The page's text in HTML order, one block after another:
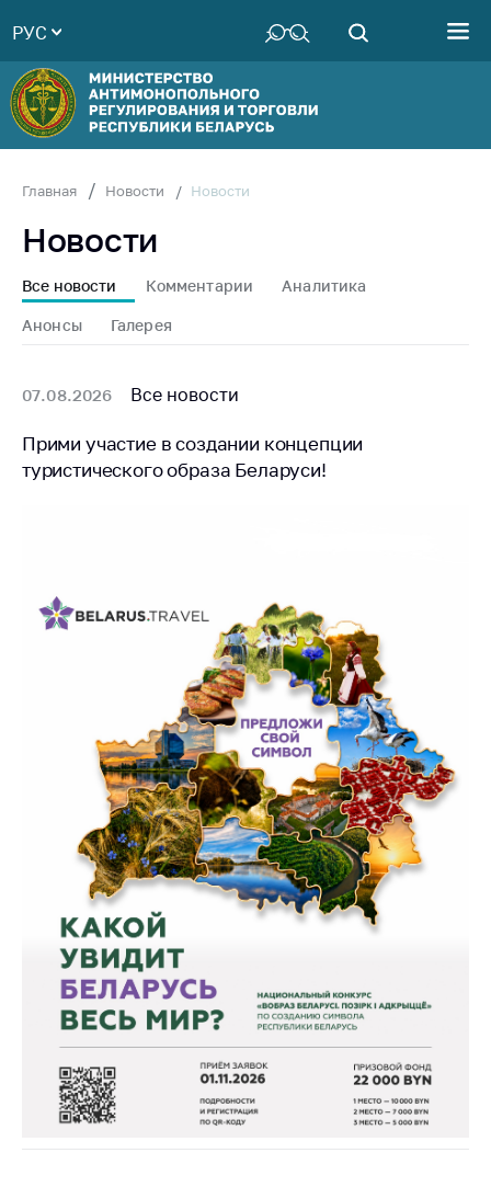
Руководство
Структура
Министерства
Территориальные
Законодательство
Антикоррупционная
деятельность
совет
Соискателям
Награждения
Общественная
жизнь
Идеологическая
Официальные
геральдические
символы
5 лет МАРТ
Деятельность
Ценовая политика
Антимонопольное
регулирование и
конкуренция
Торговля и услуги
Регулирование и
контроль закупок
Защита прав
РУС
Главная Новости Новости
Новости
Все новости Комментарии Аналитика
Анонсы Галерея
07.08.2026 Все новости
Прими участие в создании концепции
туристического образа Беларуси!